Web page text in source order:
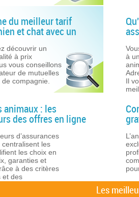
du meilleur tarif
et chat avec un
découvrir un
à prix
vous conseillons
de mutuelles
compagnie.
à
Il
animaux : les
des offres en ligne
d’assurances
les
les choix en
garanties et
à des critères
et des
Les